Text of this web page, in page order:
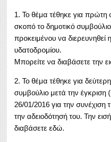
1. Το θέμα τέθηκε για
σκοπό το δημοτικό
προκειμένου να διερευνηθεί
υδατοδρομίου.
Μπορείτε να διαβάσετε την
2. Το θέμα τέθηκε για
συμβούλιο μετά την έγκριση
26/01/2016 για την συνέχιση
την αδειοδότησή του. Την
διαβάσετε εδώ.